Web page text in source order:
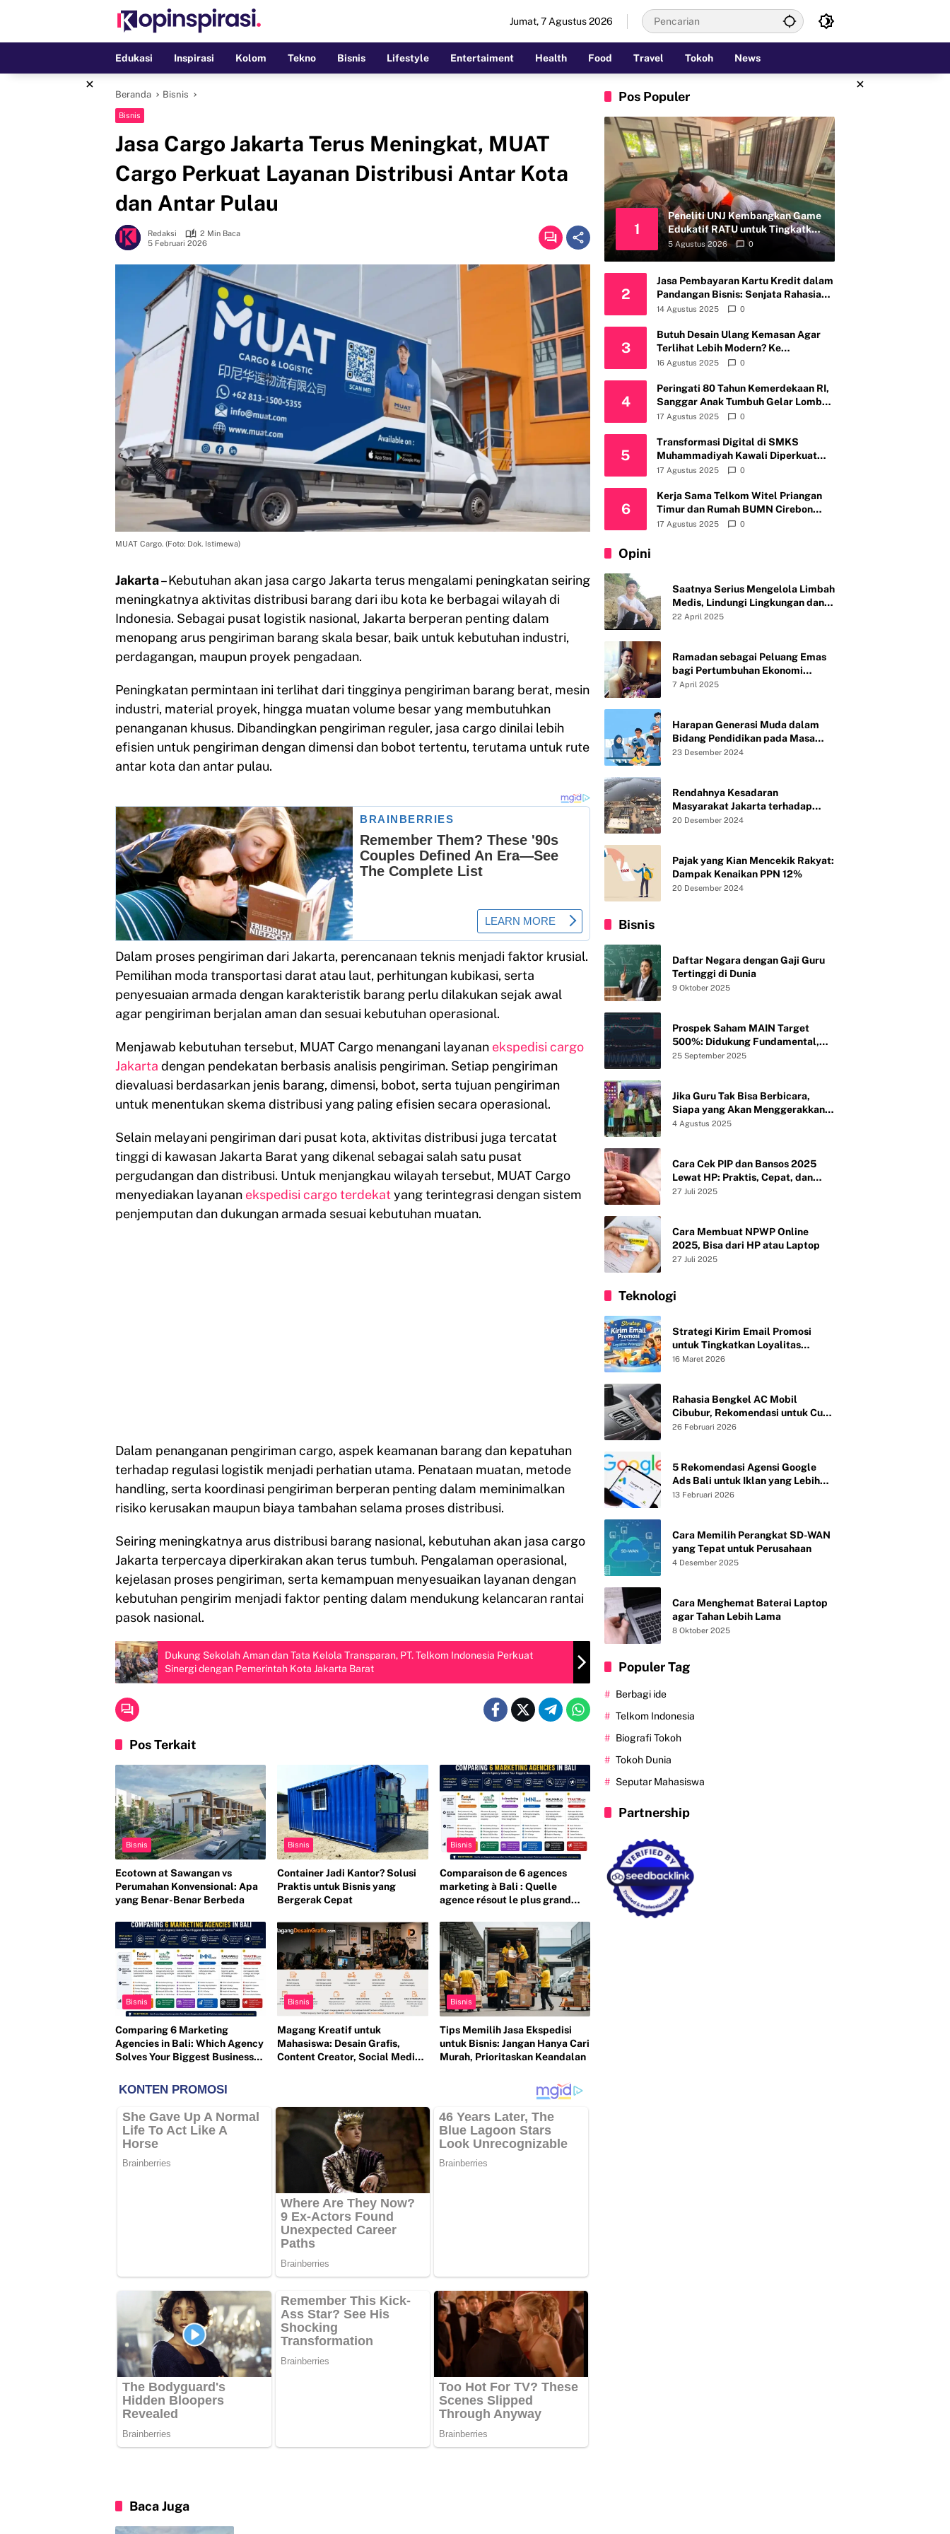
Jumat, 7 Agustus 2026
Edukasi Inspirasi Kolom Tekno Bisnis Lifestyle Entertaiment Health Food Travel Tokoh News
× ×
Beranda Bisnis
Bisnis
Jasa Cargo Jakarta Terus Meningkat, MUAT
Cargo Perkuat Layanan Distribusi Antar Kota
dan Antar Pulau
Redaksi
2 Min Baca
5 Februari 2026
MUAT Cargo. (Foto: Dok. Istimewa)
Jakarta– Kebutuhan akan jasa cargo Jakarta terus mengalami peningkatan seiring
meningkatnya aktivitas distribusi barang dari ibu kota ke berbagai wilayah di
Indonesia. Sebagai pusat logistik nasional, Jakarta berperan penting dalam
menopang arus pengiriman barang skala besar, baik untuk kebutuhan industri,
perdagangan, maupun proyek pengadaan.
Peningkatan permintaan ini terlihat dari tingginya pengiriman barang berat, mesin
industri, material proyek, hingga muatan volume besar yang membutuhkan
penanganan khusus. Dibandingkan pengiriman reguler, jasa cargo dinilai lebih
efisien untuk pengiriman dengan dimensi dan bobot tertentu, terutama untuk rute
antar kota dan antar pulau.
Dalam proses pengiriman dari Jakarta, perencanaan teknis menjadi faktor krusial.
Pemilihan moda transportasi darat atau laut, perhitungan kubikasi, serta
penyesuaian armada dengan karakteristik barang perlu dilakukan sejak awal
agar pengiriman berjalan aman dan sesuai kebutuhan operasional.
Menjawab kebutuhan tersebut, MUAT Cargo menangani layanan ekspedisi cargo
Jakarta dengan pendekatan berbasis analisis pengiriman. Setiap pengiriman
dievaluasi berdasarkan jenis barang, dimensi, bobot, serta tujuan pengiriman
untuk menentukan skema distribusi yang paling efisien secara operasional.
Selain melayani pengiriman dari pusat kota, aktivitas distribusi juga tercatat
tinggi di kawasan Jakarta Barat yang dikenal sebagai salah satu pusat
pergudangan dan distribusi. Untuk menjangkau wilayah tersebut, MUAT Cargo
menyediakan layanan ekspedisi cargo terdekat yang terintegrasi dengan sistem
penjemputan dan dukungan armada sesuai kebutuhan muatan.
Dalam penanganan pengiriman cargo, aspek keamanan barang dan kepatuhan
terhadap regulasi logistik menjadi perhatian utama. Penataan muatan, metode
handling, serta koordinasi pengiriman berperan penting dalam meminimalkan
risiko kerusakan maupun biaya tambahan selama proses distribusi.
Seiring meningkatnya arus distribusi barang nasional, kebutuhan akan jasa cargo
Jakarta terpercaya diperkirakan akan terus tumbuh. Pengalaman operasional,
kejelasan proses pengiriman, serta kemampuan menyesuaikan layanan dengan
kebutuhan pengirim menjadi faktor penting dalam mendukung kelancaran rantai
pasok nasional.
Dukung Sekolah Aman dan Tata Kelola Transparan, PT. Telkom Indonesia Perkuat
Sinergi dengan Pemerintah Kota Jakarta Barat
Pos Terkait
Bisnis
Ecotown at Sawangan vs
Perumahan Konvensional: Apa
yang Benar-Benar Berbeda
Bisnis
Container Jadi Kantor? Solusi
Praktis untuk Bisnis yang
Bergerak Cepat
Bisnis
Comparaison de 6 agences
marketing à Bali : Quelle
agence résout le plus grand
Bisnis
Comparing 6 Marketing
Agencies in Bali: Which Agency
Solves Your Biggest Business
Bisnis
Magang Kreatif untuk
Mahasiswa: Desain Grafis,
Content Creator, Social Media
Bisnis
Tips Memilih Jasa Ekspedisi
untuk Bisnis: Jangan Hanya Cari
Murah, Prioritaskan Keandalan
Baca Juga
Pos Populer
1
Peneliti UNJ Kembangkan Game
Edukatif RATU untuk Tingkatkan
Kemandirian Perawatan Organ
Reproduksi Anak Hambatan
5 Agustus 2026 0
2
Jasa Pembayaran Kartu Kredit dalam
Pandangan Bisnis: Senjata Rahasia
atau Bom Waktu?
14 Agustus 2025 0
3
Butuh Desain Ulang Kemasan Agar
Terlihat Lebih Modern? Ke
Fruitylogic.com Aja
16 Agustus 2025 0
4
Peringati 80 Tahun Kemerdekaan RI,
Sanggar Anak Tumbuh Gelar Lomba
Mewarnai & Menggambar, Ajak Anak
17 Agustus 2025 0
5
Transformasi Digital di SMKS
Muhammadiyah Kawali Diperkuat
Telkom Witel Priangan Timur
17 Agustus 2025 0
6
Kerja Sama Telkom Witel Priangan
Timur dan Rumah BUMN Cirebon
Tingkatkan Daya Saing Usaha
17 Agustus 2025 0
Opini
Saatnya Serius Mengelola Limbah
Medis, Lindungi Lingkungan dan
Kesehatan Publik
22 April 2025
Ramadan sebagai Peluang Emas
bagi Pertumbuhan Ekonomi
Syariah UMKM
7 April 2025
Harapan Generasi Muda dalam
Bidang Pendidikan pada Masa
Presiden Baru Republik Indonesia
23 Desember 2024
Rendahnya Kesadaran
Masyarakat Jakarta terhadap
Kebersihan Lingkungan
20 Desember 2024
Pajak yang Kian Mencekik Rakyat:
Dampak Kenaikan PPN 12%
20 Desember 2024
Bisnis
Daftar Negara dengan Gaji Guru
Tertinggi di Dunia
9 Oktober 2025
Prospek Saham MAIN Target
500%: Didukung Fundamental,
Valuasi, dan Teknikal
25 September 2025
Jika Guru Tak Bisa Berbicara,
Siapa yang Akan Menggerakkan
Peradaban?
4 Agustus 2025
Cara Cek PIP dan Bansos 2025
Lewat HP: Praktis, Cepat, dan
Tanpa Ribet
27 Juli 2025
Cara Membuat NPWP Online
2025, Bisa dari HP atau Laptop
27 Juli 2025
Teknologi
Strategi Kirim Email Promosi
untuk Tingkatkan Loyalitas
Pelanggan
16 Maret 2026
Rahasia Bengkel AC Mobil
Cibubur, Rekomendasi untuk Cuci
Evaporator dan Isi Freon agar AC
26 Februari 2026
5 Rekomendasi Agensi Google
Ads Bali untuk Iklan yang Lebih
Efektif
13 Februari 2026
Cara Memilih Perangkat SD-WAN
yang Tepat untuk Perusahaan
4 Desember 2025
Cara Menghemat Baterai Laptop
agar Tahan Lebih Lama
8 Oktober 2025
Populer Tag
Berbagi ide
Telkom Indonesia
Biografi Tokoh
Tokoh Dunia
Seputar Mahasiswa
Partnership